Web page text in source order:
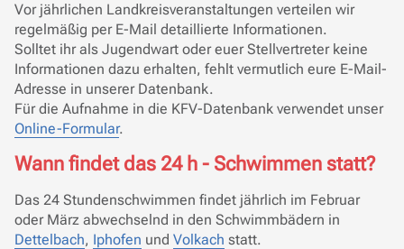
Vor jährlichen Landkreisveranstaltungen verteilen wir
regelmäßig per E-Mail detaillierte Informationen.
Solltet ihr als Jugendwart oder euer Stellvertreter keine
Informationen dazu erhalten, fehlt vermutlich eure E-Mail-
Adresse in unserer Datenbank.
Für die Aufnahme in die KFV-Datenbank verwendet unser
Online-Formular.
Wann findet das 24 h - Schwimmen statt?
Das 24 Stundenschwimmen findet jährlich im Februar
oder März abwechselnd in den Schwimmbädern in
Dettelbach, Iphofen und Volkach statt.